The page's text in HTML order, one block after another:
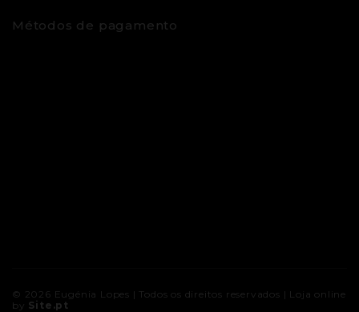
Métodos de pagamento
© 2026 Eugénia Lopes | Todos os direitos reservados | Loja online
by Site.pt